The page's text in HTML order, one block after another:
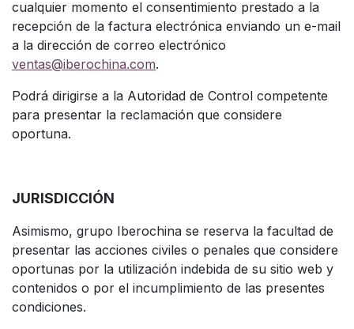
cualquier momento el consentimiento prestado a la
recepción de la factura electrónica enviando un e-mail
a la dirección de correo electrónico
ventas@iberochina.com.
Podrá dirigirse a la Autoridad de Control competente
para presentar la reclamación que considere
oportuna.
JURISDICCIÓN
Asimismo, grupo Iberochina se reserva la facultad de
presentar las acciones civiles o penales que considere
oportunas por la utilización indebida de su sitio web y
contenidos o por el incumplimiento de las presentes
condiciones.